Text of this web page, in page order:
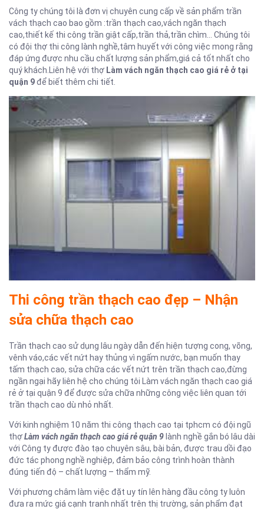
Công ty chúng tôi là đơn vị chuyên cung cấp về sản phẩm trần
vách thạch cao bao gồm :trần thạch cao,vách ngăn thạch
cao,thiết kế thi công trần giật cấp,trần thả,trần chìm… Chúng tôi
có đội thợ thi công lành nghề,tâm huyết với công việc mong rằng
đáp ứng được nhu cầu chất lượng sản phẩm,giá cả tốt nhất cho
quý khách.Liên hệ với thợ Làm vách ngăn thạch cao giá rẻ ở tại
quận 9để biết thêm chi tiết.
Thi công trần thạch cao đẹp – Nhận
sửa chữa thạch cao
Trần thạch cao sử dụng lâu ngày dẫn đến hiện tượng cong, võng,
vênh váo,các vết nứt hay thủng vì ngấm nước, bạn muốn thay
tấm thạch cao, sửa chữa các vết nứt trên trần thạch cao,đừng
ngần ngại hãy liên hệ cho chúng tôi Làm vách ngăn thạch cao giá
rẻ ở tại quận 9 để được sửa chữa những công việc liên quan tới
trần thạch cao dù nhỏ nhất.
Với kinh nghiệm 10 năm thi công thạch cao tại tphcm có đội ngũ
thợLàm vách ngăn thạch cao giá rẻ quận 9lành nghề gắn bó lâu dài
với Công ty được đào tạo chuyên sâu, bài bản, được trau dồi đạo
đức tác phong nghề nghiệp, đảm bảo công trình hoàn thành
đúng tiến độ – chất lượng – thẩm mỹ.
Với phương châm làm việc đặt uy tín lên hàng đầu công ty luôn
đưa ra mức giá cạnh tranh nhất trên thị trường, sản phẩm đạt